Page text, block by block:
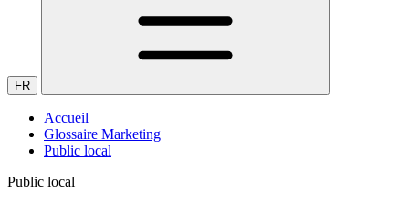
FR
Accueil
Glossaire Marketing
Public local
Public local